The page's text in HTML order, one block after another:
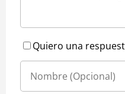
Quiero una